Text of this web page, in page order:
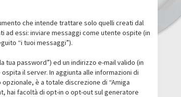
che intende trattare solo quelli creati dal
ad essi: inviare messaggi come utente ospite (in
“i tuoi messaggi”).
password”) ed un indirizzo e-mail valido (in
il server. In aggiunta alle informazioni di
è a totale discrezione di “Amiga
hai facoltà di opt-in o opt-out sul generatore